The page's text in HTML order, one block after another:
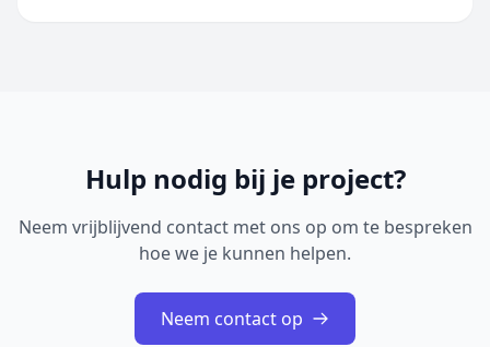
Hulp nodig bij je project?
Neem vrijblijvend contact met ons op om te bespreken
hoe we je kunnen helpen.
Neem contact op